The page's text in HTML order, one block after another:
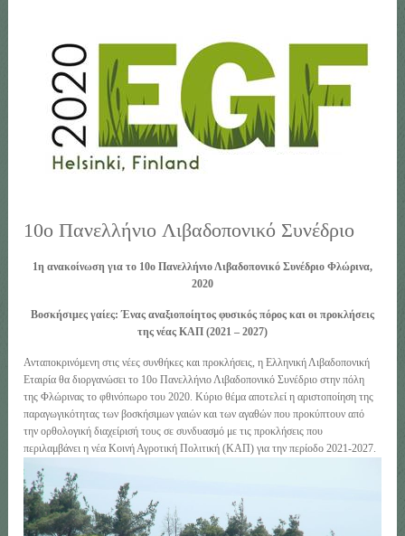
10ο Πανελλήνιo Λιβαδοπονικό Συνέδριο
1η ανακοίνωση για τo 10ο Πανελλήνιο Λιβαδοπονικό Συνέδριο Φλώρινα,
2020
Βοσκήσιμες γαίες: Ένας αναξιοποίητος φυσικός πόρος και οι προκλήσεις
της νέας ΚΑΠ (2021 – 2027)
Ανταποκρινόμενη στις νέες συνθήκες και προκλήσεις, η Eλληνική Λιβαδοπονική
Εταιρία θα διοργανώσει το 10ο Πανελλήνιο Λιβαδοπονικό Συνέδριο στην πόλη
της Φλώρινας το φθινόπωρο του 2020. Κύριο θέμα αποτελεί η αριστοποίηση της
παραγωγικότητας των βοσκήσιμων γαιών και των αγαθών που προκύπτουν από
την ορθολογική διαχείρισή τους σε συνδυασμό με τις προκλήσεις που
περιλαμβάνει η νέα Κοινή Αγροτική Πολιτική (ΚΑΠ) για την περίοδο 2021-2027.